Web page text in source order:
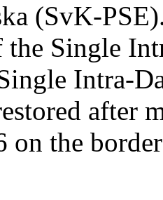
(SvK-
Single
Intra-
after
on the